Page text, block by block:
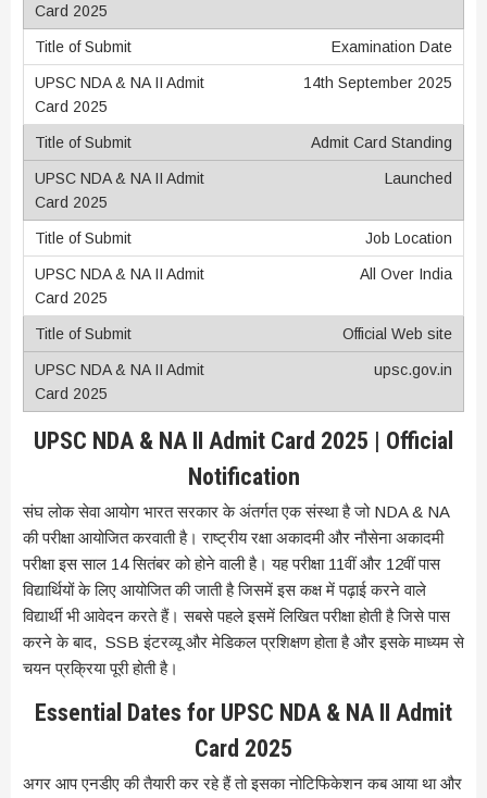
Examination Date
14th September 2025
Admit Card Standing
Launched
Job Location
All Over India
Official Web site
upsc.gov.in
UPSC NDA & NA II Admit Card 2025 | Official
Notification
संघ लोक सेवा आयोग भारत सरकार के अंतर्गत एक संस्था है जो NDA & NA
की परीक्षा आयोजित करवाती है। राष्ट्रीय रक्षा अकादमी और नौसेना अकादमी
परीक्षा इस साल 14 सितंबर को होने वाली है। यह परीक्षा 11वीं और 12वीं पास
विद्यार्थियों के लिए आयोजित की जाती है जिसमें इस कक्ष में पढ़ाई करने वाले
विद्यार्थी भी आवेदन करते हैं। सबसे पहले इसमें लिखित परीक्षा होती है जिसे पास
करने के बाद, SSB इंटरव्यू और मेडिकल प्रशिक्षण होता है और इसके माध्यम से
चयन प्रक्रिया पूरी होती है।
Essential Dates for UPSC NDA & NA II Admit
Card 2025
अगर आप एनडीए की तैयारी कर रहे हैं तो इसका नोटिफिकेशन कब आया था और